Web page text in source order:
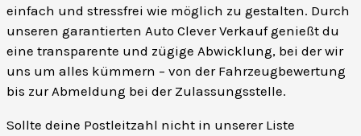
einfach und stressfrei wie möglich zu gestalten. Durch
unseren garantierten Auto Clever Verkauf genießt du
eine transparente und zügige Abwicklung, bei der wir
uns um alles kümmern – von der Fahrzeugbewertung
bis zur Abmeldung bei der Zulassungsstelle.
Sollte deine Postleitzahl nicht in unserer Liste